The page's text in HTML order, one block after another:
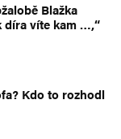
Blažka
díra víte kam …,“
Kdo to rozhodl